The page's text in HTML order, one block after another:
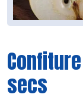
secs